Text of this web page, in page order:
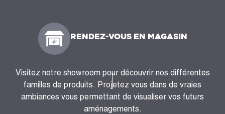
RENDEZ-VOUS EN MAGASIN
Visitez notre showroom pour découvrir nos différentes
familles de produits. Projetez vous dans de vraies
ambiances vous permettant de visualiser vos futurs
aménagements.